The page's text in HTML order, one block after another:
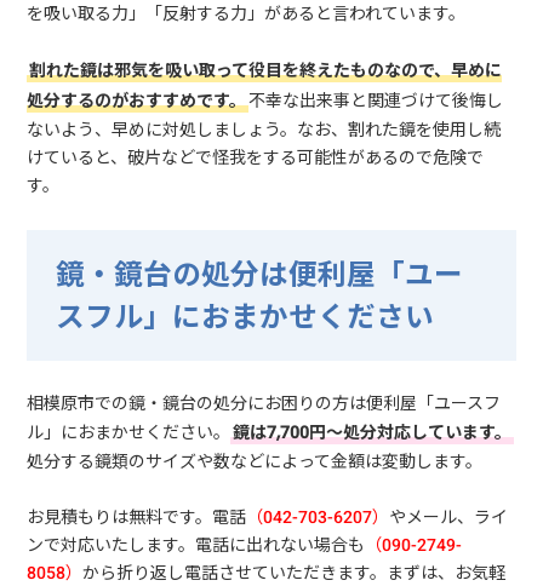
を吸い取る力」「反射する力」があると言われています。
割れた鏡は邪気を吸い取って役目を終えたものなので、早めに
処分するのがおすすめです。不幸な出来事と関連づけて後悔し
ないよう、早めに対処しましょう。なお、割れた鏡を使用し続
けていると、破片などで怪我をする可能性があるので危険で
す。
鏡・鏡台の処分は便利屋「ユー
スフル」におまかせください
相模原市での鏡・鏡台の処分にお困りの方は便利屋「ユースフ
ル」におまかせください。鏡は7,700円～処分対応しています。
処分する鏡類のサイズや数などによって金額は変動します。
お見積もりは無料です。電話 （042-703-6207） やメール、ライ
ンで対応いたします。電話に出れない場合も （090-2749-
8058）から折り返し電話させていただきます。まずは、お気軽